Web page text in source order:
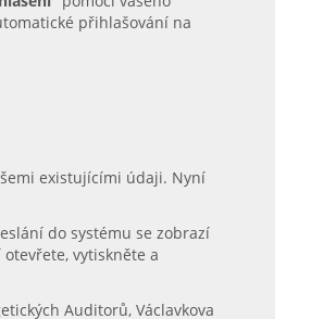
přihlašování na
existujícími údaji. Nyní
do systému se zobrazí
vytiskněte a
Auditorů, Václavkova